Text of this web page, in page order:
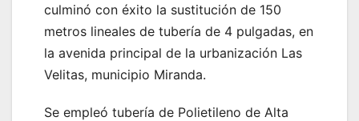
culminó con éxito la sustitución de 150
metros lineales de tubería de 4 pulgadas, en
la avenida principal de la urbanización Las
Velitas, municipio Miranda.
Se empleó tubería de Polietileno de Alta